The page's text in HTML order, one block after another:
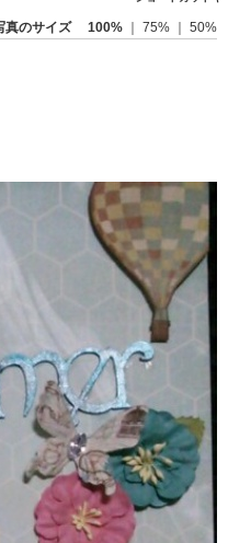
真のサイズ 100% 75% 50%